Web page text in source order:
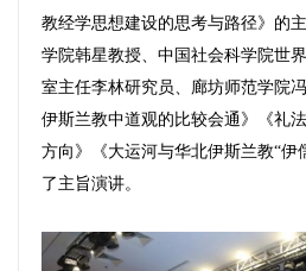
教经学思想建设的思考与路径》的
学院韩星教授、中国社会科学院世
室主任李林研究员、廊坊师范学院
伊斯兰教中道观的比较会通》《礼
方向》《大运河与华北伊斯兰教“伊
了主旨演讲。